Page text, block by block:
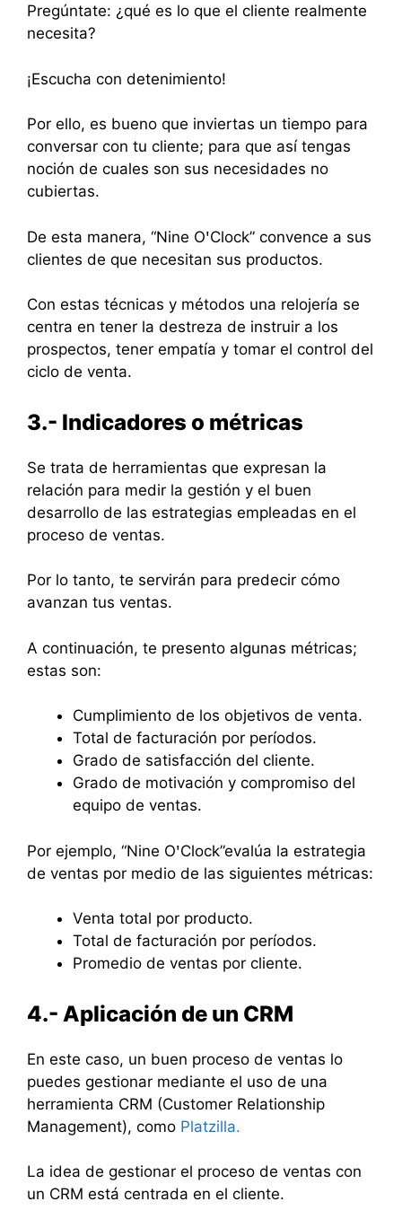
Pregúntate: ¿qué es lo que el cliente realmente
necesita?
¡Escucha con detenimiento!
Por ello, es bueno que inviertas un tiempo para
conversar con tu cliente; para que así tengas
noción de cuales son sus necesidades no
cubiertas.
De esta manera, “Nine OꞌClock” convence a sus
clientes de que necesitan sus productos.
Con estas técnicas y métodos una relojería se
centra en tener la destreza de instruir a los
prospectos, tener empatía y tomar el control del
ciclo de venta.
3.- Indicadores o métricas
Se trata de herramientas que expresan la
relación para medir la gestión y el buen
desarrollo de las estrategias empleadas en el
proceso de ventas.
Por lo tanto, te servirán para predecir cómo
avanzan tus ventas.
A continuación, te presento algunas métricas;
estas son:
Cumplimiento de los objetivos de venta.
Total de facturación por períodos.
Grado de satisfacción del cliente.
Grado de motivación y compromiso del
equipo de ventas.
Por ejemplo, “Nine OꞌClock”evalúa la estrategia
de ventas por medio de las siguientes métricas:
Venta total por producto.
Total de facturación por períodos.
Promedio de ventas por cliente.
4.- Aplicación de un CRM
En este caso, un buen proceso de ventas lo
puedes gestionar mediante el uso de una
herramienta CRM (Customer Relationship
Management), como Platzilla.
La idea de gestionar el proceso de ventas con
un CRM está centrada en el cliente.